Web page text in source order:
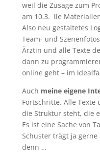
weil die Zusage zum
am 10.3. lle
Also neu gestaltetes
Team- und
Ärztin und alle Texte
dann zu
online geht – im
Auch meine eigene
Fortschritte. Alle
die Struktur steht, die
Es ist eine Sache von
Schuster trägt ja
denn …